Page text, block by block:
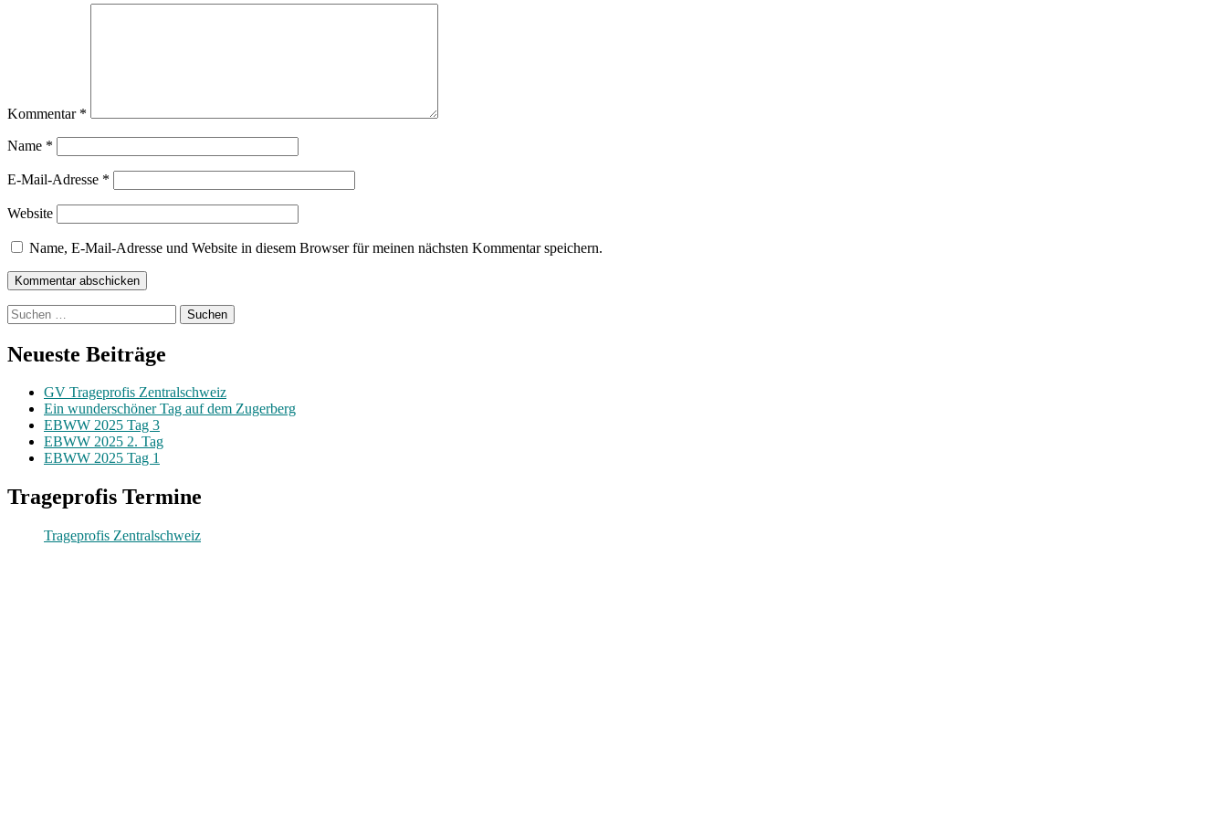
Kommentar *
Name *
E-Mail-Adresse *
Website
Name, E-Mail-Adresse und Website in diesem Browser für meinen nächsten Kommentar speichern.
Suchen
nach:
Neueste Beiträge
GV Trageprofis Zentralschweiz
Ein wunderschöner Tag auf dem Zugerberg
EBWW 2025 Tag 3
EBWW 2025 2. Tag
EBWW 2025 Tag 1
Trageprofis Termine
Trageprofis Zentralschweiz